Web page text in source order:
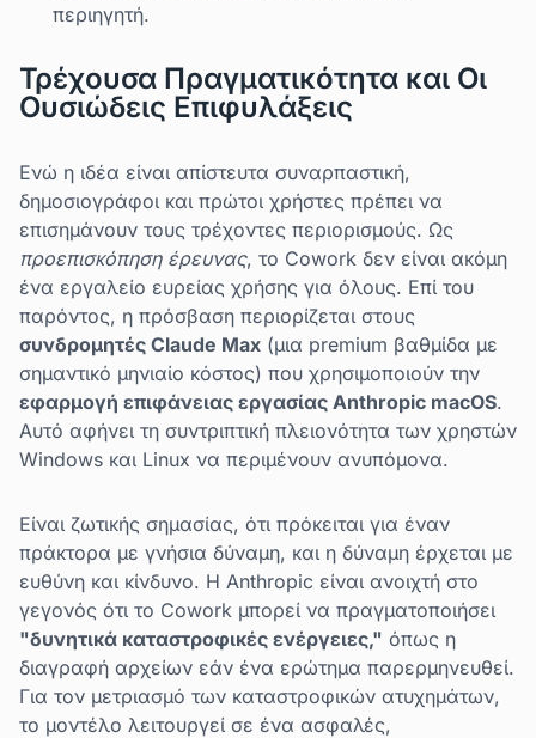
περιηγητή.
Τρέχουσα Πραγματικότητα και Οι
Ουσιώδεις Επιφυλάξεις
Ενώ η ιδέα είναι απίστευτα συναρπαστική,
δημοσιογράφοι και πρώτοι χρήστες πρέπει να
επισημάνουν τους τρέχοντες περιορισμούς. Ως
προεπισκόπηση έρευνας, το Cowork δεν είναι ακόμη
ένα εργαλείο ευρείας χρήσης για όλους. Επί του
παρόντος, η πρόσβαση περιορίζεται στους
συνδρομητές Claude Max (μια premium βαθμίδα με
σημαντικό μηνιαίο κόστος) που χρησιμοποιούν την
εφαρμογή επιφάνειας εργασίας Anthropic macOS.
Αυτό αφήνει τη συντριπτική πλειονότητα των χρηστών
Windows και Linux να περιμένουν ανυπόμονα.
Είναι ζωτικής σημασίας, ότι πρόκειται για έναν
πράκτορα με γνήσια δύναμη, και η δύναμη έρχεται με
ευθύνη και κίνδυνο. Η Anthropic είναι ανοιχτή στο
γεγονός ότι το Cowork μπορεί να πραγματοποιήσει
"δυνητικά καταστροφικές ενέργειες," όπως η
διαγραφή αρχείων εάν ένα ερώτημα παρερμηνευθεί.
Για τον μετριασμό των καταστροφικών ατυχημάτων,
το μοντέλο λειτουργεί σε ένα ασφαλές,